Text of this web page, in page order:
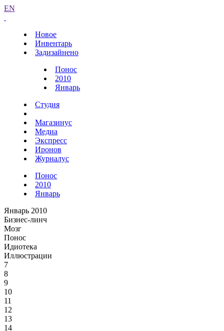
EN
Новое
Инвентарь
Задизайнено
Понос
2010
Январь
Студия
Магазинус
Медиа
Экспресс
Иронов
Журналус
Понос
2010
Январь
Январь 2010
Бизнес-линч
Мозг
Понос
Идиотека
Иллюстрации
7
8
9
10
11
12
13
14